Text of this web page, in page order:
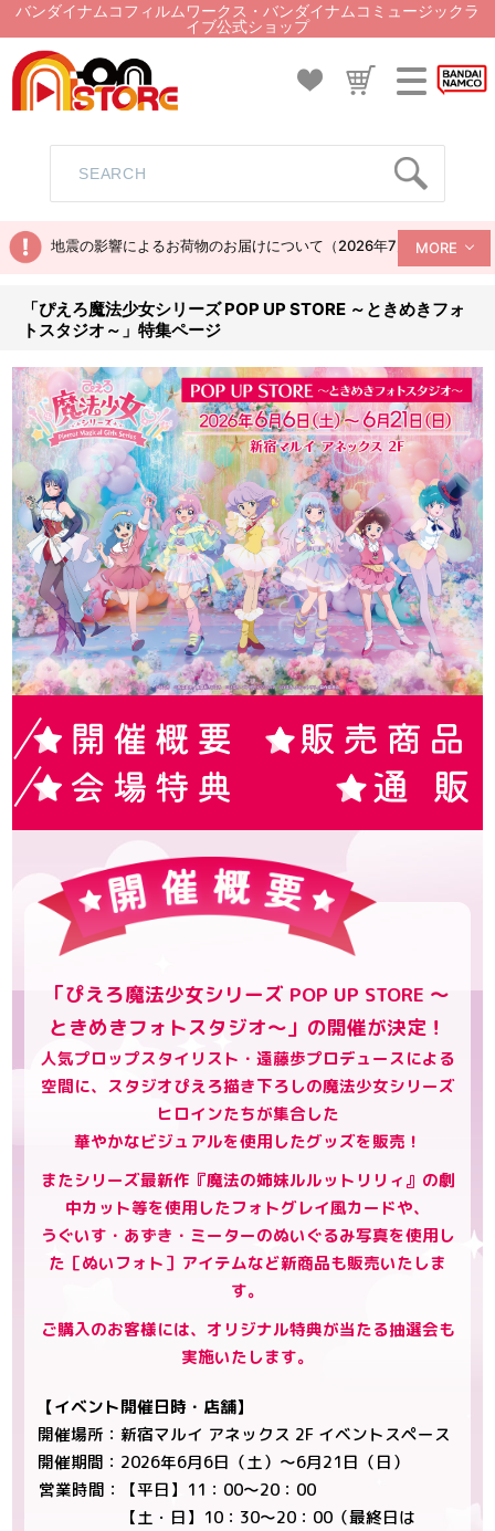
バンダイナムコフィルムワークス・バンダイナムコミュージックラ
イブ公式ショップ
地震の影響によるお荷物のお届けについて（2026年7月28日現在）
MORE
「ぴえろ魔法少女シリーズ POP UP STORE ～ときめきフォ
トスタジオ～」特集ページ
「ぴえろ魔法少女シリーズ POP UP STORE ～
ときめきフォトスタジオ～」の開催が決定！
人気プロップスタイリスト・遠藤歩プロデュースによる
空間に、スタジオぴえろ描き下ろしの魔法少女シリーズ
ヒロインたちが集合した
華やかなビジュアルを使用したグッズを販売！
またシリーズ最新作『魔法の姉妹ルルットリリィ』の劇
中カット等を使用したフォトグレイ風カードや、
うぐいす・あずき・ミーターのぬいぐるみ写真を使用し
た［ぬいフォト］アイテムなど新商品も販売いたしま
す。
ご購入のお客様には、オリジナル特典が当たる抽選会も
実施いたします。
【イベント開催日時・店舗】
開催場所：新宿マルイ アネックス 2F イベントスペース
開催期間：2026年6月6日（土）～6月21日（日）
営業時間：
【平日】11：00～20：00
【土・日】10：30～20：00（最終日は